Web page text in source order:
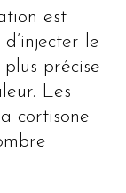
est
le
précise
Les
cortisone